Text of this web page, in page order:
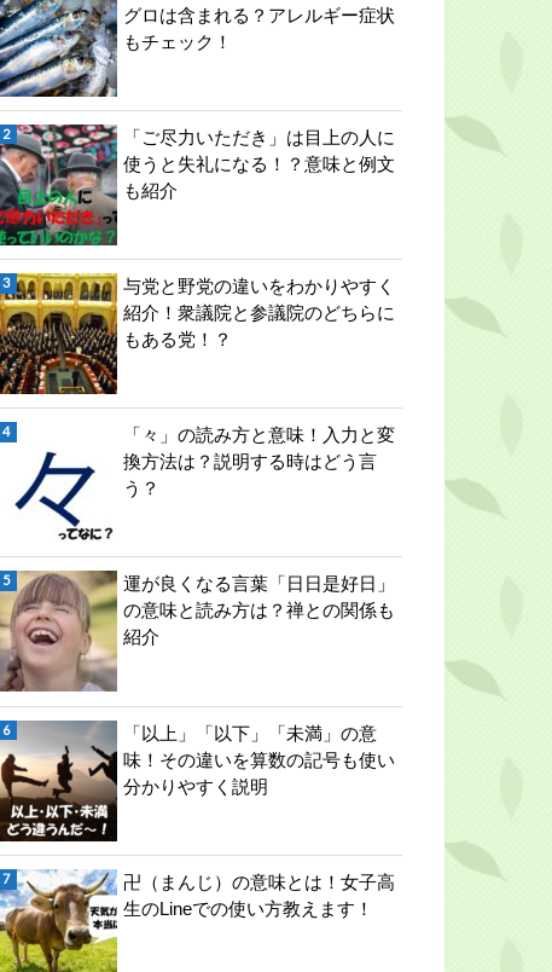
グロは含まれる？アレルギー症状
もチェック！
「ご尽力いただき」は目上の人に
使うと失礼になる！？意味と例文
も紹介
与党と野党の違いをわかりやすく
紹介！衆議院と参議院のどちらに
もある党！？
「々」の読み方と意味！入力と変
換方法は？説明する時はどう言
う？
運が良くなる言葉「日日是好日」
の意味と読み方は？禅との関係も
紹介
「以上」「以下」「未満」の意
味！その違いを算数の記号も使い
分かりやすく説明
卍（まんじ）の意味とは！女子高
生のLineでの使い方教えます！